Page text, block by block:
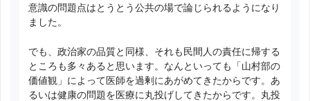
意識の問題点はとうとう公共の場で論じられるようになり
ました。
でも、政治家の品質と同様、それも民間人の責任に帰する
ところも多々あると思います。なんといっても「山村部の
価値観」によって医師を過剰にあがめてきたからです。あ
るいは健康の問題を医療に丸投げしてきたからです。丸投